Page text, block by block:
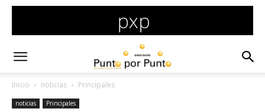
Inicio noticias Principales
noticias Principales